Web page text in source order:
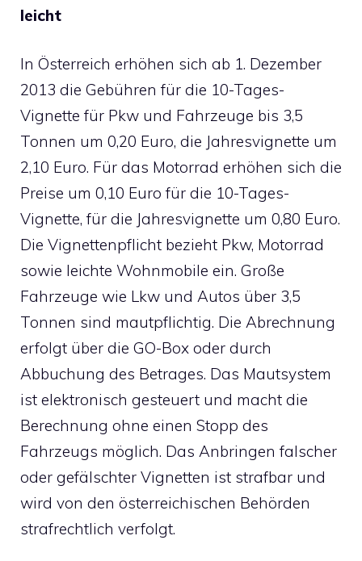
leicht
In Österreich erhöhen sich ab 1. Dezember
2013 die Gebühren für die 10-Tages-
Vignette für Pkw und Fahrzeuge bis 3,5
Tonnen um 0,20 Euro, die Jahresvignette um
2,10 Euro. Für das Motorrad erhöhen sich die
Preise um 0,10 Euro für die 10-Tages-
Vignette, für die Jahresvignette um 0,80 Euro.
Die Vignettenpflicht bezieht Pkw, Motorrad
sowie leichte Wohnmobile ein. Große
Fahrzeuge wie Lkw und Autos über 3,5
Tonnen sind mautpflichtig. Die Abrechnung
erfolgt über die GO-Box oder durch
Abbuchung des Betrages. Das Mautsystem
ist elektronisch gesteuert und macht die
Berechnung ohne einen Stopp des
Fahrzeugs möglich. Das Anbringen falscher
oder gefälschter Vignetten ist strafbar und
wird von den österreichischen Behörden
strafrechtlich verfolgt.